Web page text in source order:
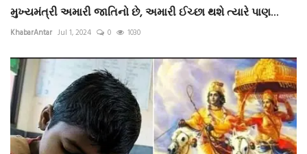
મુખ્યમંત્રી અમારી જાતિનો છે, અમારી ઈચ્છા થશે ત્યારે પાણ...
KhabarAntar Jul 1, 2024 0 1030